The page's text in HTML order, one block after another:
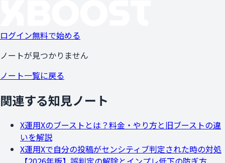
ログイン無料で始める
ノートが見つかりません
ノート一覧に戻る
関連する知見ノート
X運用Xのブーストとは？料金・やり方と旧ブーストの違
いを解説
X運用Xで自分の投稿がセンシティブ判定された時の対処